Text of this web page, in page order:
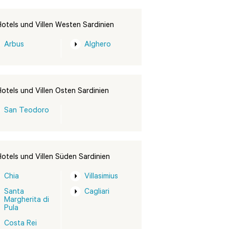
und Villen Westen Sardinien
Arbus Alghero
und Villen Osten Sardinien
San Teodoro
und Villen Süden Sardinien
Chia
Santa
Margherita di
Pula
Costa Rei
Villasimius
Cagliari